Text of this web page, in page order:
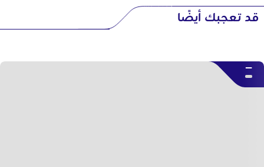
قد تعجبك أيضًا
--